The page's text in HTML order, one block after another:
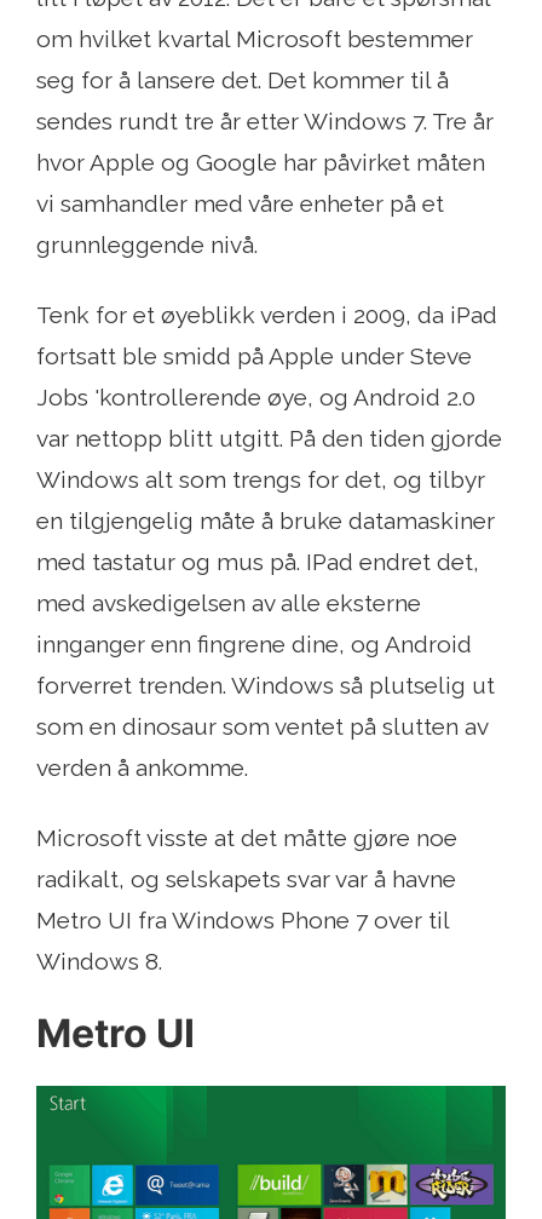
om hvilket kvartal Microsoft bestemmer
seg for å lansere det. Det kommer til å
sendes rundt tre år etter Windows 7. Tre år
hvor Apple og Google har påvirket måten
vi samhandler med våre enheter på et
grunnleggende nivå.
Tenk for et øyeblikk verden i 2009, da iPad
fortsatt ble smidd på Apple under Steve
Jobs 'kontrollerende øye, og Android 2.0
var nettopp blitt utgitt. På den tiden gjorde
Windows alt som trengs for det, og tilbyr
en tilgjengelig måte å bruke datamaskiner
med tastatur og mus på. IPad endret det,
med avskedigelsen av alle eksterne
innganger enn fingrene dine, og Android
forverret trenden. Windows så plutselig ut
som en dinosaur som ventet på slutten av
verden å ankomme.
Microsoft visste at det måtte gjøre noe
radikalt, og selskapets svar var å havne
Metro UI fra Windows Phone 7 over til
Windows 8.
Metro UI